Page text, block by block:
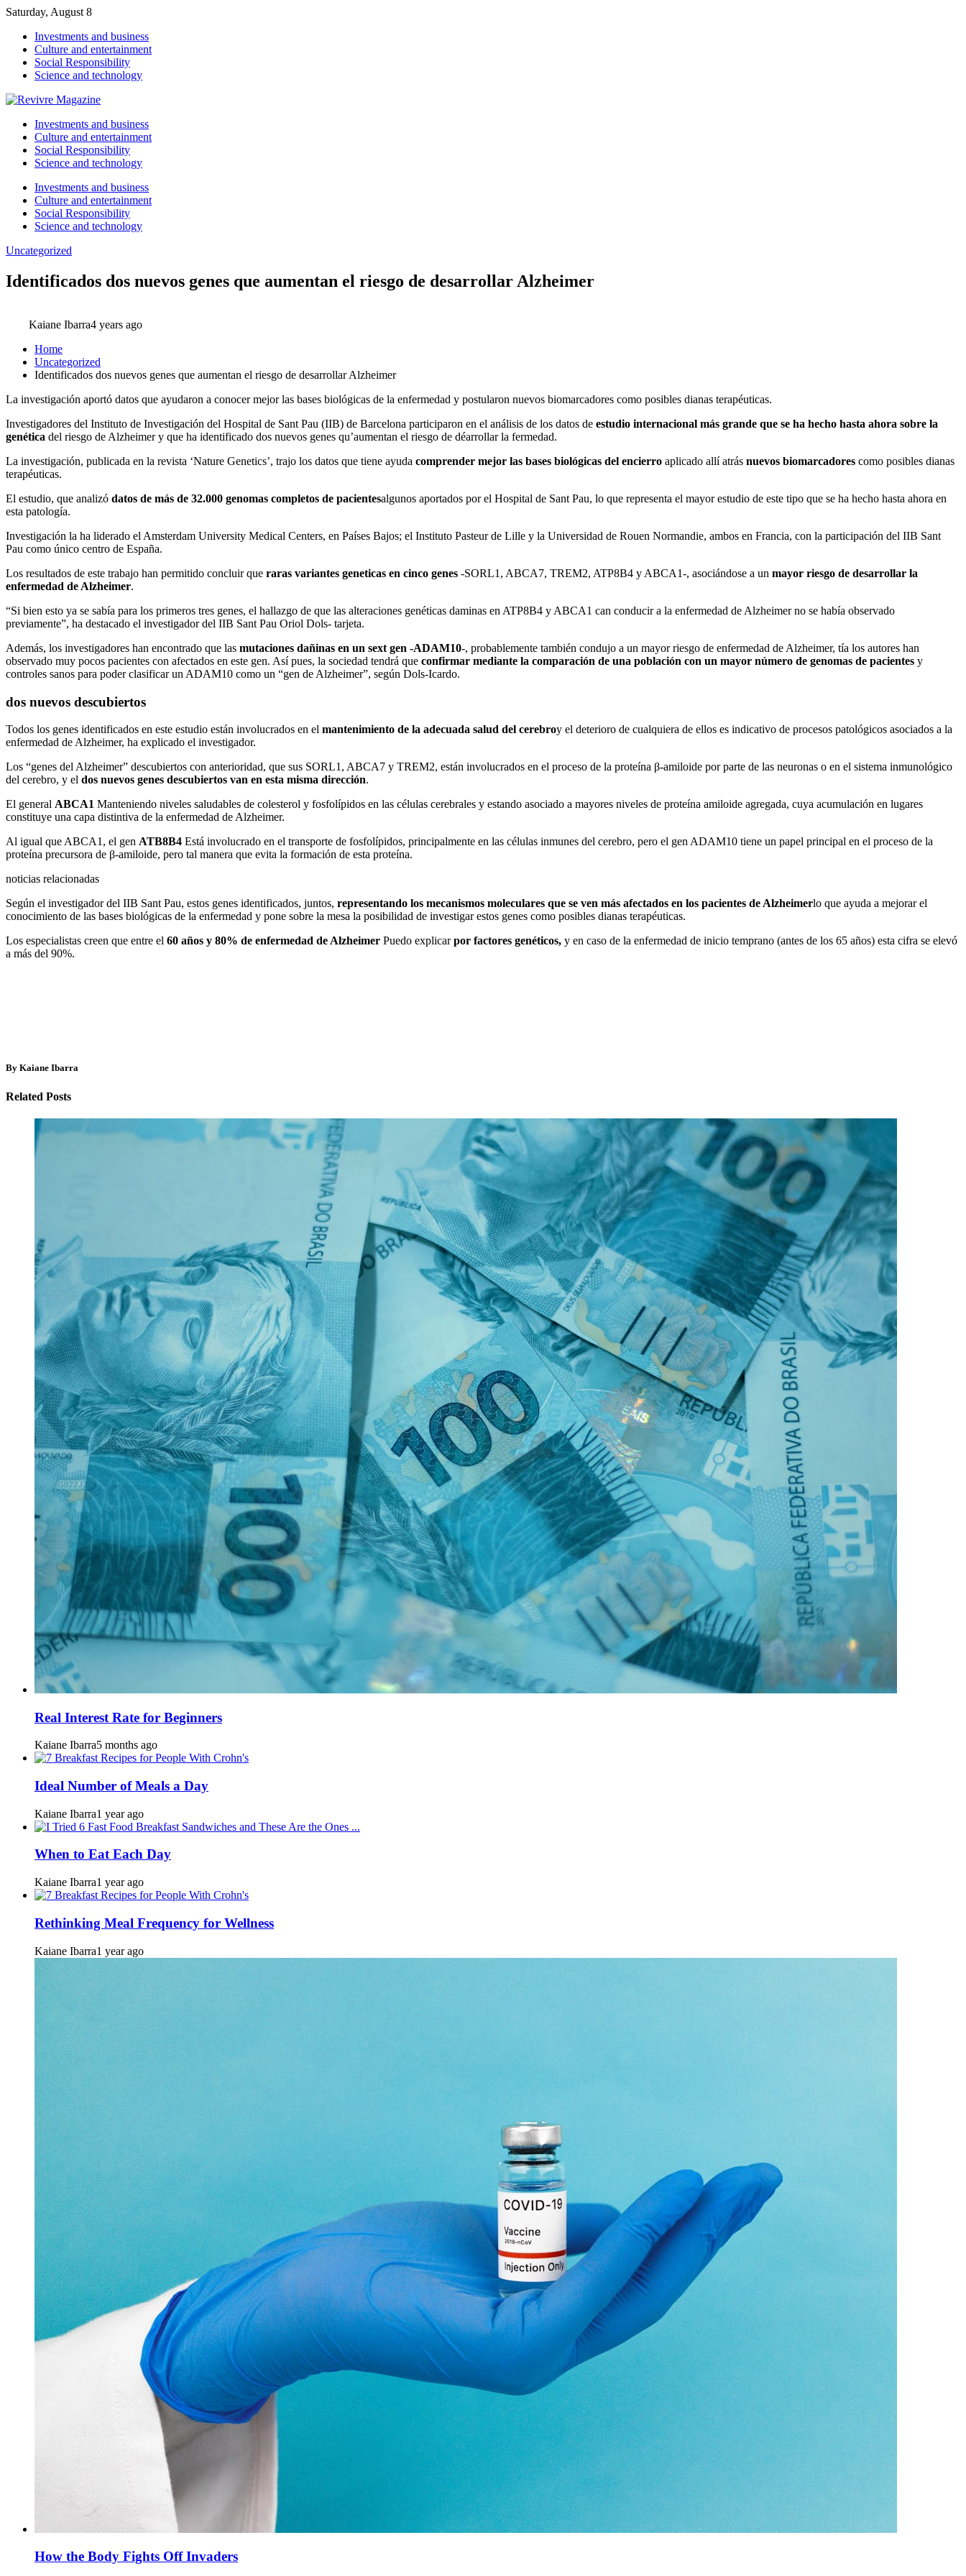
Saturday, August 8
Investments and business
Culture and entertainment
Social Responsibility
Science and technology
Investments and business
Culture and entertainment
Social Responsibility
Science and technology
Investments and business
Culture and entertainment
Social Responsibility
Science and technology
Uncategorized
Identificados dos nuevos genes que aumentan el riesgo de desarrollar Alzheimer
Kaiane Ibarra4 years ago
Home
Uncategorized
Identificados dos nuevos genes que aumentan el riesgo de desarrollar Alzheimer
La investigación aportó datos que ayudaron a conocer mejor las bases biológicas de la enfermedad y postularon nuevos biomarcadores como posibles dianas terapéuticas.
Investigadores del Instituto de Investigación del Hospital de Sant Pau (IIB) de Barcelona participaron en el análisis de los datos de estudio internacional más grande que se ha hecho hasta ahora sobre la
genética del riesgo de Alzheimer y que ha identificado dos nuevos genes qu’aumentan el riesgo de déarrollar la fermedad.
La investigación, publicada en la revista ‘Nature Genetics’, trajo los datos que tiene ayuda comprender mejor las bases biológicas del encierro aplicado allí atrás nuevos biomarcadores como posibles dianas
terapéuticas.
El estudio, que analizó datos de más de 32.000 genomas completos de pacientesalgunos aportados por el Hospital de Sant Pau, lo que representa el mayor estudio de este tipo que se ha hecho hasta ahora en
esta patología.
Investigación la ha liderado el Amsterdam University Medical Centers, en Países Bajos; el Instituto Pasteur de Lille y la Universidad de Rouen Normandie, ambos en Francia, con la participación del IIB Sant
Pau como único centro de España.
Los resultados de este trabajo han permitido concluir que raras variantes geneticas en cinco genes -SORL1, ABCA7, TREM2, ATP8B4 y ABCA1-, asociándose a un mayor riesgo de desarrollar la
enfermedad de Alzheimer.
“Si bien esto ya se sabía para los primeros tres genes, el hallazgo de que las alteraciones genéticas daminas en ATP8B4 y ABCA1 can conducir a la enfermedad de Alzheimer no se había observado
previamente”, ha destacado el investigador del IIB Sant Pau Oriol Dols- tarjeta.
Además, los investigadores han encontrado que las mutaciones dañinas en un sext gen -ADAM10-, probablemente también condujo a un mayor riesgo de enfermedad de Alzheimer, tía los autores han
observado muy pocos pacientes con afectados en este gen. Así pues, la sociedad tendrá que confirmar mediante la comparación de una población con un mayor número de genomas de pacientes y
controles sanos para poder clasificar un ADAM10 como un “gen de Alzheimer”, según Dols-Icardo.
dos nuevos descubiertos
Todos los genes identificados en este estudio están involucrados en el mantenimiento de la adecuada salud del cerebroy el deterioro de cualquiera de ellos es indicativo de procesos patológicos asociados a la
enfermedad de Alzheimer, ha explicado el investigador.
Los “genes del Alzheimer” descubiertos con anterioridad, que sus SORL1, ABCA7 y TREM2, están involucrados en el proceso de la proteína β-amiloide por parte de las neuronas o en el sistema inmunológico
del cerebro, y el dos nuevos genes descubiertos van en esta misma dirección.
El general ABCA1 Manteniendo niveles saludables de colesterol y fosfolípidos en las células cerebrales y estando asociado a mayores niveles de proteína amiloide agregada, cuya acumulación en lugares
constituye una capa distintiva de la enfermedad de Alzheimer.
Al igual que ABCA1, el gen ATB8B4 Está involucrado en el transporte de fosfolípidos, principalmente en las células inmunes del cerebro, pero el gen ADAM10 tiene un papel principal en el proceso de la
proteína precursora de β-amiloide, pero tal manera que evita la formación de esta proteína.
noticias relacionadas
Según el investigador del IIB Sant Pau, estos genes identificados, juntos, representando los mecanismos moleculares que se ven más afectados en los pacientes de Alzheimerlo que ayuda a mejorar el
conocimiento de las bases biológicas de la enfermedad y pone sobre la mesa la posibilidad de investigar estos genes como posibles dianas terapéuticas.
Los especialistas creen que entre el 60 años y 80% de enfermedad de Alzheimer Puedo explicarpor factores genéticos, y en caso de la enfermedad de inicio temprano (antes de los 65 años) esta cifra se elevó
a más del 90%.
By Kaiane Ibarra
Related Posts
Real Interest Rate for Beginners
Kaiane Ibarra5 months ago
Ideal Number of Meals a Day
Kaiane Ibarra1 year ago
When to Eat Each Day
Kaiane Ibarra1 year ago
Rethinking Meal Frequency for Wellness
Kaiane Ibarra1 year ago
How the Body Fights Off Invaders